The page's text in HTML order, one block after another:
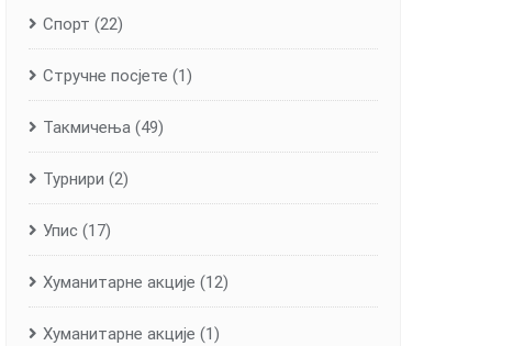
Спорт (22)
Стручне посјете (1)
Такмичења (49)
Турнири (2)
Упис (17)
Хуманитарне aкције (12)
Хуманитарне акције (1)